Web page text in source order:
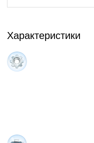
Характеристики